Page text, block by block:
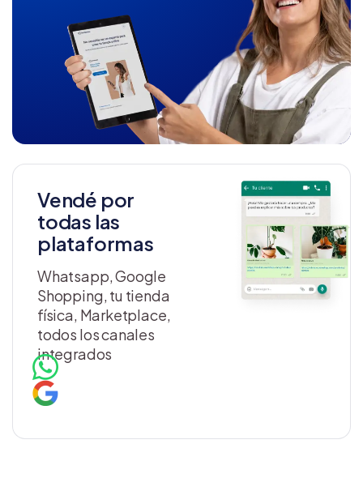
Vendé por
todas las
plataformas
Whatsapp, Google
Shopping, tu tienda
física, Marketplace,
todos los canales
integrados